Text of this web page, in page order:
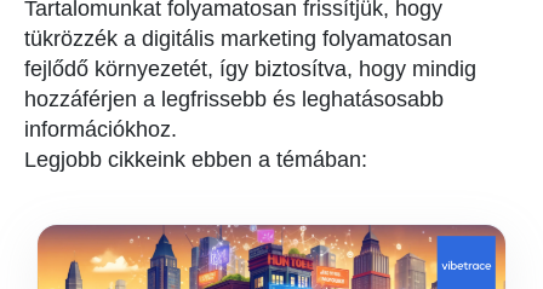
Tartalomunkat folyamatosan frissítjük, hogy
tükrözzék a digitális marketing folyamatosan
fejlődő környezetét, így biztosítva, hogy mindig
hozzáférjen a legfrissebb és leghatásosabb
információkhoz.
Legjobb cikkeink ebben a témában: